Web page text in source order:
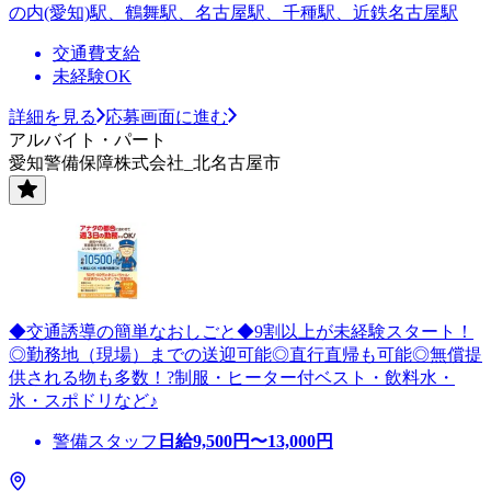
の内(愛知)駅、鶴舞駅、名古屋駅、千種駅、近鉄名古屋駅
交通費支給
未経験OK
詳細を見る
応募画面に進む
アルバイト・パート
愛知警備保障株式会社_北名古屋市
◆交通誘導の簡単なおしごと◆9割以上が未経験スタート！
◎勤務地（現場）までの送迎可能◎直行直帰も可能◎無償提
供される物も多数！?制服・ヒーター付ベスト・飲料水・
氷・スポドリなど♪
警備スタッフ 日給9,500円〜13,000円